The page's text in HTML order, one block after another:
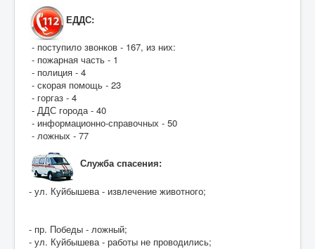
Профилактика терроризма
Фотоматериалы
О нас
ЕДДС:
- поступило звонков - 167, из них:
- пожарная часть - 1
- полиция - 4
- скорая помощь - 23
- горгаз - 4
- ДДС города - 40
- информационно-справочных - 50
- ложных - 77
Служба спасения:
- ул. Куйбышева - извлечение животного;
- пр. Победы - ложный;
- ул. Куйбышева - работы не проводились;